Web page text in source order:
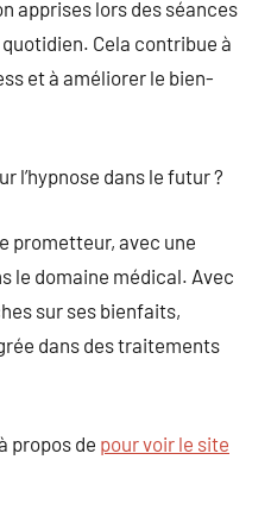
apprises lors des séances
Cela contribue à
et à améliorer le bien-
l’hypnose dans le futur ?
prometteur, avec une
le domaine médical. Avec
sur ses bienfaits,
dans des traitements
propos de pour voir le site